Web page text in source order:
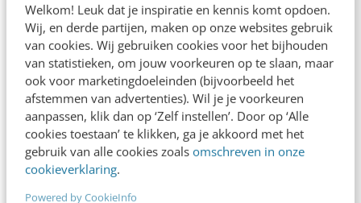
Welkom! Leuk dat je inspiratie en kennis komt opdoen.
Wij, en derde partijen, maken op onze websites gebruik
van cookies. Wij gebruiken cookies voor het bijhouden
van statistieken, om jouw voorkeuren op te slaan, maar
ook voor marketingdoeleinden (bijvoorbeeld het
afstemmen van advertenties). Wil je je voorkeuren
aanpassen, klik dan op ‘Zelf instellen’. Door op ‘Alle
cookies toestaan’ te klikken, ga je akkoord met het
gebruik van alle cookies zoals omschreven in onze
cookieverklaring.
Powered by CookieInfo
ONLINE MASTERCLASS